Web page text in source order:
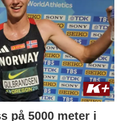
på 5000 meter i